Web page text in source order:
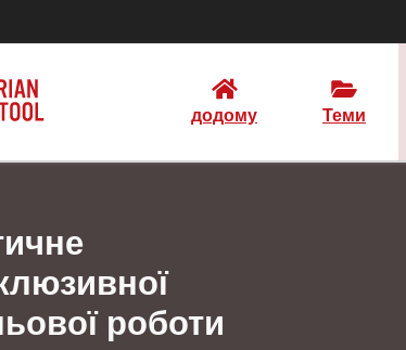
додому Теми
роботи